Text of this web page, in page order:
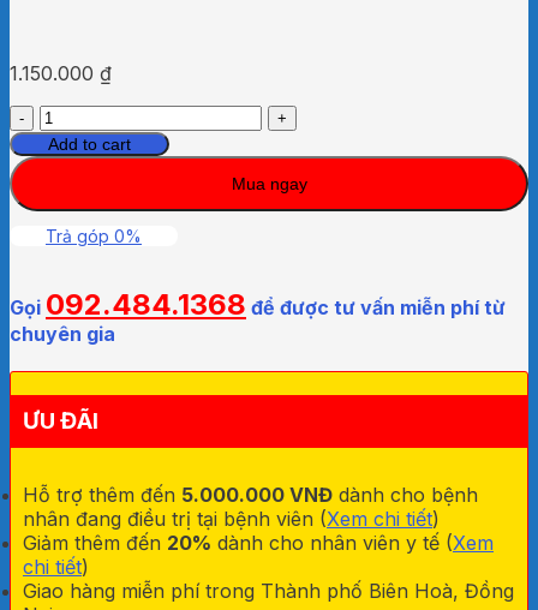
1.150.000 ₫
Bình
Oxy
y
5
lít
Add to cart
Mua ngay
Trả góp 0%
Gọi 092.484.1368 để được tư vấn miễn phí từ
chuyên gia
ƯU ĐÃI
Hỗ trợ thêm đến 5.000.000 VNĐ dành cho bệnh
nhân đang điều trị tại bệnh viên (Xem chi tiết)
Giảm thêm đến 20% dành cho nhân viên y tế (Xem
chi tiết)
Giao hàng miễn phí trong Thành phố Biên Hoà, Đồng